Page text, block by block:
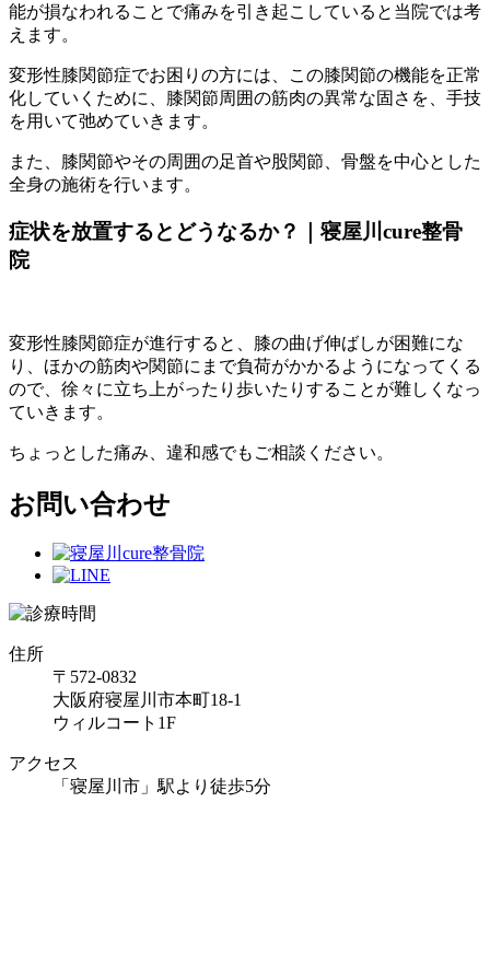
能が損なわれることで痛みを引き起こしていると当院では考
えます。
変形性膝関節症でお困りの方には、この膝関節の機能を正常
化していくために、膝関節周囲の筋肉の異常な固さを、手技
を用いて弛めていきます。
また、膝関節やその周囲の足首や股関節、骨盤を中心とした
全身の施術を行います。
症状を放置するとどうなるか？｜寝屋川cure整骨
院
変形性膝関節症が進行すると、膝の曲げ伸ばしが困難にな
り、ほかの筋肉や関節にまで負荷がかかるようになってくる
ので、徐々に立ち上がったり歩いたりすることが難しくなっ
ていきます。
ちょっとした痛み、違和感でもご相談ください。
お問い合わせ
住所
〒572-0832
大阪府寝屋川市本町18-1
ウィルコート1F
アクセス
「寝屋川市」駅より徒歩5分